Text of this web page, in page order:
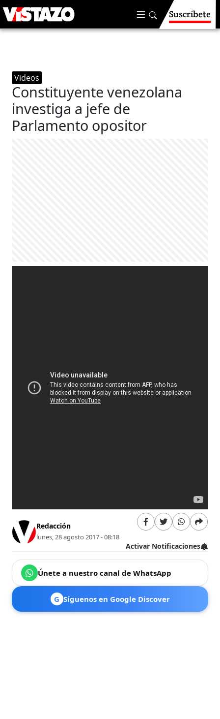
Suscríbete
Videos
Constituyente venezolana
investiga a jefe de
Parlamento opositor
Redacción
lunes, 28 agosto 2017 - 08:18
Activar Notificaciones
Únete a nuestro canal de WhatsApp
G Síguenos en Google Discover